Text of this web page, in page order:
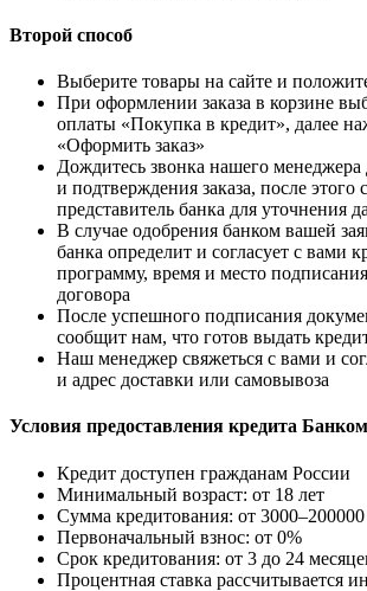
Второй способ
Выберите товары на сайте и
При оформлении заказа в корзине
оплаты «Покупка в кредит», далее
«Оформить заказ»
Дождитесь звонка нашего менеджера
и подтверждения заказа, после этого
представитель банка для уточнения
В случае одобрения банком вашей
банка определит и согласует с вами
программу, время и место
договора
После успешного подписания
сообщит нам, что готов выдать
Наш менеджер свяжеться с вами и
и адрес доставки или самовывоза
Условия предоставления кредита
Кредит доступен гражданам России
Минимальный возраст: от 18 лет
Сумма кредитования: от
Первоначальный взнос: от 0%
Срок кредитования: от 3 до 24
Процентная ставка рассчитывается